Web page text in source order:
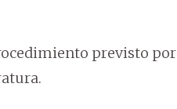
previsto por